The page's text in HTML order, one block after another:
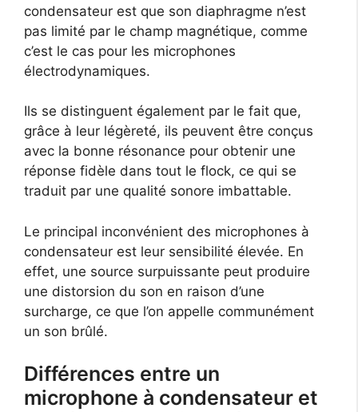
condensateur est que son diaphragme n’est
pas limité par le champ magnétique, comme
c’est le cas pour les microphones
électrodynamiques.
Ils se distinguent également par le fait que,
grâce à leur légèreté, ils peuvent être conçus
avec la bonne résonance pour obtenir une
réponse fidèle dans tout le flock, ce qui se
traduit par une qualité sonore imbattable.
Le principal inconvénient des microphones à
condensateur est leur sensibilité élevée. En
effet, une source surpuissante peut produire
une distorsion du son en raison d’une
surcharge, ce que l’on appelle communément
un son brûlé.
Différences entre un
microphone à condensateur et